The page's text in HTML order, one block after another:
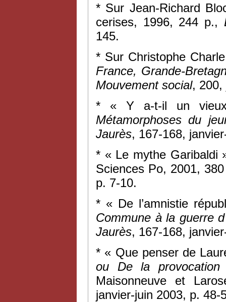
* Sur Jean-Richard
cerises, 1996, 244 p.,
145.
* Sur Christophe
France, Grande-
Mouvement social, 200,
* « Y a-t-il un
Métamorphoses du
Jaurès, 167-168,
* « Le mythe Garibaldi
Sciences Po, 2001,
p. 7-10.
* « De l’amnistie
Commune à la guerre
Jaurès, 167-168,
* « Que penser de
ou De la
Maisonneuve et
janvier-juin 2003, p. 48-